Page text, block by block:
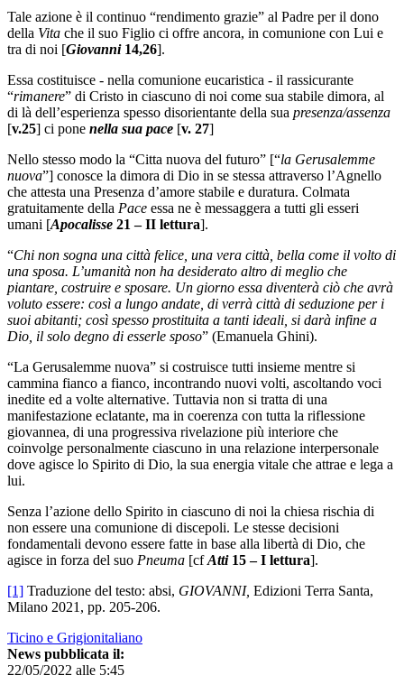
Tale azione è il continuo “rendimento grazie” al Padre per il dono
della Vita che il suo Figlio ci offre ancora, in comunione con Lui e
tra di noi [Giovanni 14,26].
Essa costituisce - nella comunione eucaristica - il rassicurante
“rimanere” di Cristo in ciascuno di noi come sua stabile dimora, al
di là dell’esperienza spesso disorientante della sua presenza/assenza
[v.25] ci pone nella sua pace [v. 27]
Nello stesso modo la “Citta nuova del futuro” [“la Gerusalemme
nuova”] conosce la dimora di Dio in se stessa attraverso l’Agnello
che attesta una Presenza d’amore stabile e duratura. Colmata
gratuitamente della Pace essa ne è messaggera a tutti gli esseri
umani [Apocalisse 21 – II lettura].
“Chi non sogna una città felice, una vera città, bella come il volto di
una sposa. L’umanità non ha desiderato altro di meglio che
piantare, costruire e sposare. Un giorno essa diventerà ciò che avrà
voluto essere: così a lungo andate, di verrà città di seduzione per i
suoi abitanti; così spesso prostituita a tanti ideali, si darà infine a
Dio, il solo degno di esserle sposo” (Emanuela Ghini).
“La Gerusalemme nuova” si costruisce tutti insieme mentre si
cammina fianco a fianco, incontrando nuovi volti, ascoltando voci
inedite ed a volte alternative. Tuttavia non si tratta di una
manifestazione eclatante, ma in coerenza con tutta la riflessione
giovannea, di una progressiva rivelazione più interiore che
coinvolge personalmente ciascuno in una relazione interpersonale
dove agisce lo Spirito di Dio, la sua energia vitale che attrae e lega a
lui.
Senza l’azione dello Spirito in ciascuno di noi la chiesa rischia di
non essere una comunione di discepoli. Le stesse decisioni
fondamentali devono essere fatte in base alla libertà di Dio, che
agisce in forza del suo Pneuma [cfAtti 15 – I lettura].
[1] Traduzione del testo: absi, GIOVANNI, Edizioni Terra Santa,
Milano 2021, pp. 205-206.
Ticino e Grigionitaliano
News pubblicata il:
22/05/2022 alle 5:45